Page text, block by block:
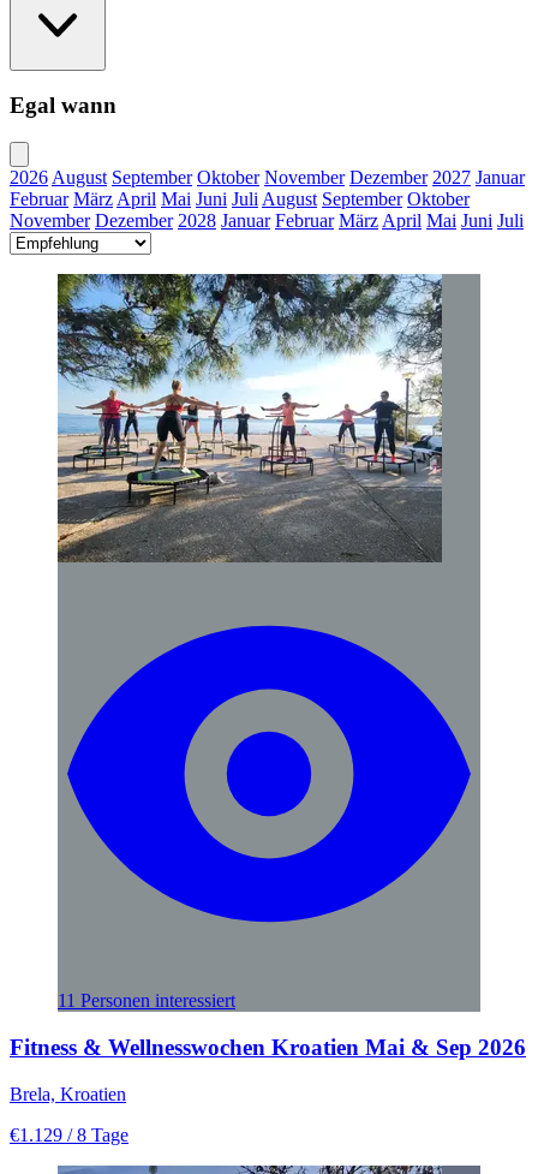
Egal wann
2026 August September Oktober November Dezember 2027 Januar
Februar März April Mai Juni Juli August September Oktober
November Dezember 2028 Januar Februar März April Mai Juni Juli
11 Personen interessiert
Fitness & Wellnesswochen Kroatien Mai & Sep 2026
Brela, Kroatien
€1.129 / 8 Tage